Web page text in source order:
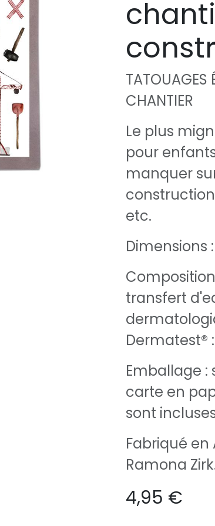
TATOUAGES
CHANTIER
Le plus
pour
manquer
etc.
Dimensions
transfert
Dermatest®
Emballage :
carte en
sont
Fabriqué
Ramona
4,95 €